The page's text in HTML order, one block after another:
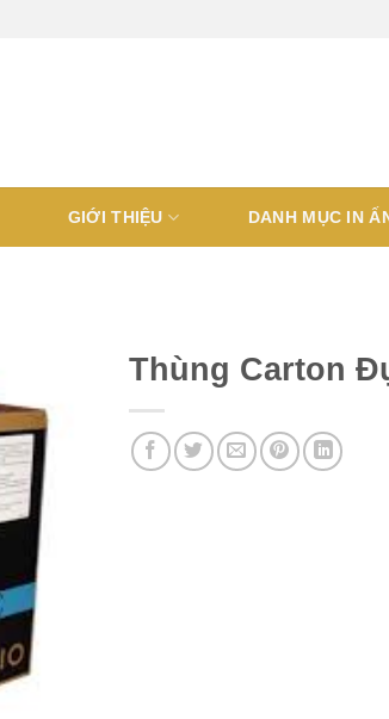
GIỚI THIỆU DANH MỤC IN
Thùng Carton